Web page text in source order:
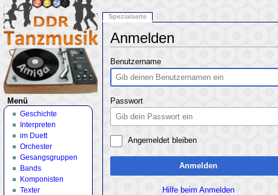
Anmelden
Benutzername
Passwort
Angemeldet bleiben
Anmelden
Hilfe beim Anmelden
Spezialseite
Menü
Geschichte
Interpreten
im Duett
Orchester
Gesangsgruppen
Bands
Komponisten
Texter